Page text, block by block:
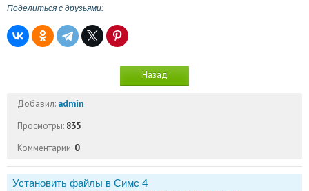
Поделиться с друзьями:
Назад
Добавил: admin
Просмотры: 835
Комментарии: 0
Установить файлы в Симс 4